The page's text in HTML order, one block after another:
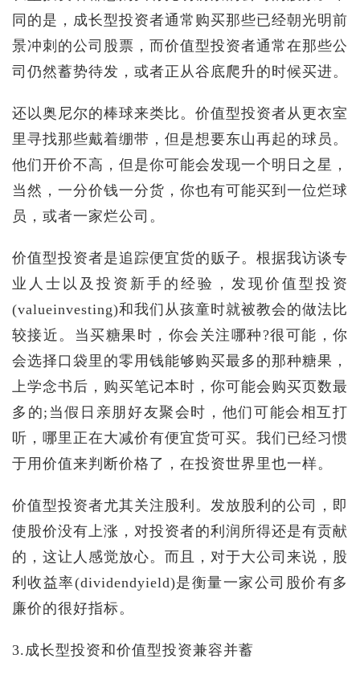
同的是，成长型投资者通常购买那些已经朝光明前
景冲刺的公司股票，而价值型投资者通常在那些公
司仍然蓄势待发，或者正从谷底爬升的时候买进。
还以奥尼尔的棒球来类比。价值型投资者从更衣室
里寻找那些戴着绷带，但是想要东山再起的球员。
他们开价不高，但是你可能会发现一个明日之星，
当然，一分价钱一分货，你也有可能买到一位烂球
员，或者一家烂公司。
价值型投资者是追踪便宜货的贩子。根据我访谈专
业人士以及投资新手的经验，发现价值型投资
(valueinvesting)和我们从孩童时就被教会的做法比
较接近。当买糖果时，你会关注哪种?很可能，你
会选择口袋里的零用钱能够购买最多的那种糖果，
上学念书后，购买笔记本时，你可能会购买页数最
多的;当假日亲朋好友聚会时，他们可能会相互打
听，哪里正在大减价有便宜货可买。我们已经习惯
于用价值来判断价格了，在投资世界里也一样。
价值型投资者尤其关注股利。发放股利的公司，即
使股价没有上涨，对投资者的利润所得还是有贡献
的，这让人感觉放心。而且，对于大公司来说，股
利收益率(dividendyield)是衡量一家公司股价有多
廉价的很好指标。
3.成长型投资和价值型投资兼容并蓄